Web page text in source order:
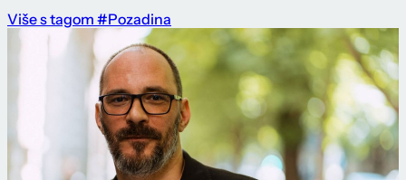
Više s tagom #Pozadina